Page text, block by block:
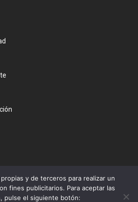
y de terceros para realizar un
fines publicitarios. Para aceptar las
pulse el siguiente botón: